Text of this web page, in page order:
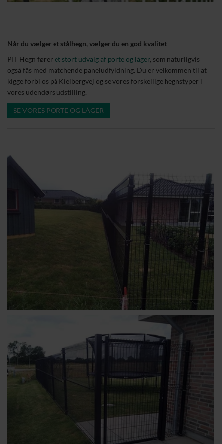
Når du vælger et stålhegn, vælger du en god kvalitet
PIT Hegn fører et stort udvalg af porte og låger, som naturligvis
også fås med matchende paneludfyldning. Du er velkommen til at
kigge forbi os på Kielbergvej og se vores forskellige hegnstyper i
vores udendørs udstilling.
SE VORES PORTE OG LÅGER